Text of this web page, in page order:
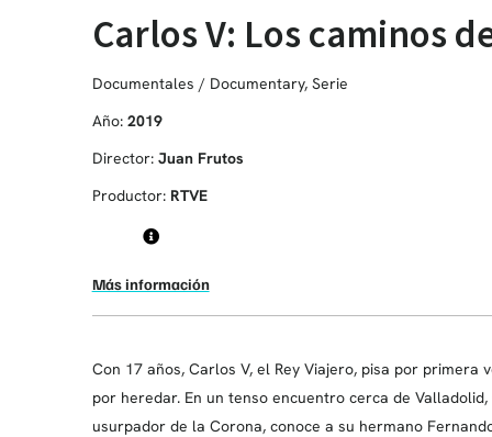
Carlos V: Los caminos
Documentales / Documentary, Serie
Año: 2019
Director: Juan Frutos
Productor: RTVE
Más información
Con 17 años, Carlos V, el Rey Viajero, pisa por
por heredar. En un tenso encuentro cerca de
usurpador de la Corona, conoce a su hermano